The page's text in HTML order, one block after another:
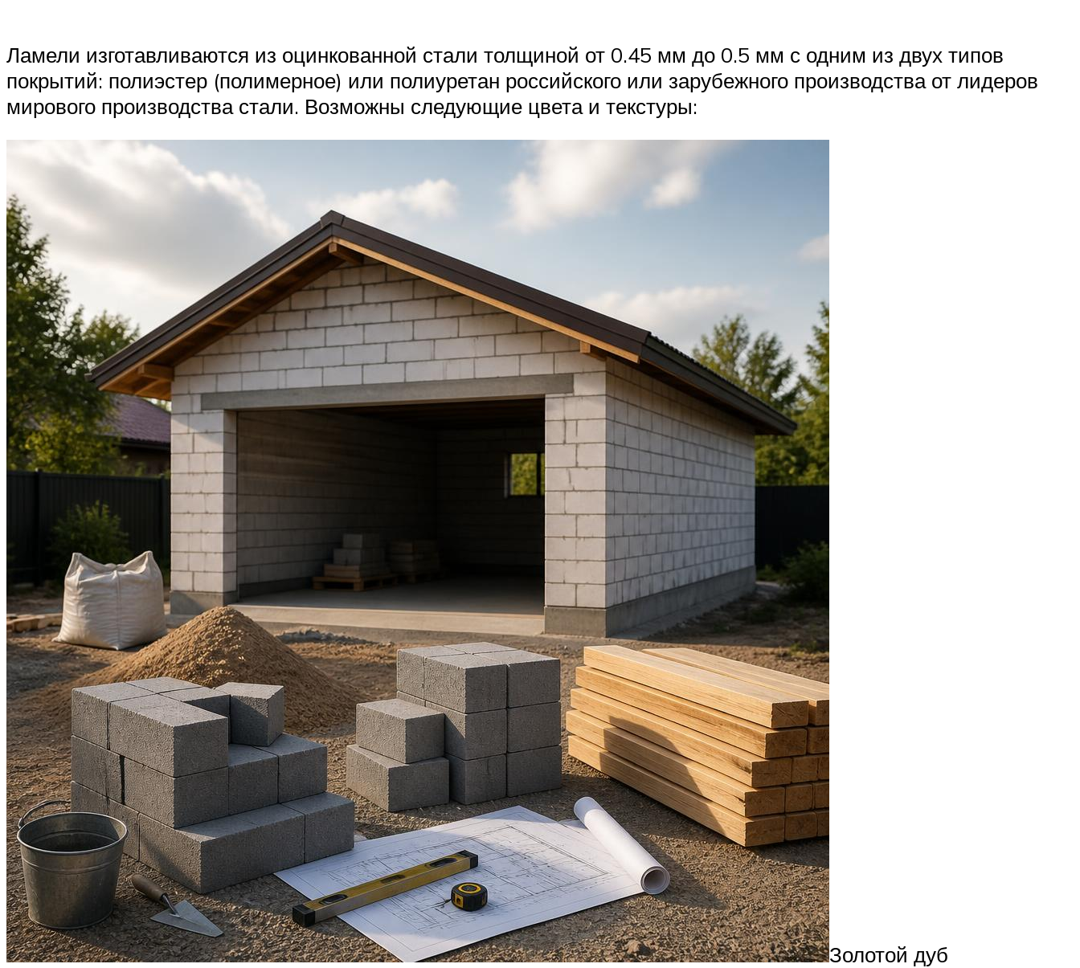
Ламели изготавливаются из оцинкованной стали толщиной от 0.45 мм до 0.5 мм с одним из двух типов
покрытий: полиэстер (полимерное) или полиуретан российского или зарубежного производства от лидеров
мирового производства стали. Возможны следующие цвета и текстуры:
Золотой дуб